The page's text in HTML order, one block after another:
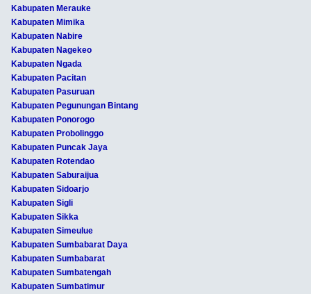
Kabupaten Merauke
Kabupaten Mimika
Kabupaten Nabire
Kabupaten Nagekeo
Kabupaten Ngada
Kabupaten Pacitan
Kabupaten Pasuruan
Kabupaten Pegunungan Bintang
Kabupaten Ponorogo
Kabupaten Probolinggo
Kabupaten Puncak Jaya
Kabupaten Rotendao
Kabupaten Saburaijua
Kabupaten Sidoarjo
Kabupaten Sigli
Kabupaten Sikka
Kabupaten Simeulue
Kabupaten Sumbabarat Daya
Kabupaten Sumbabarat
Kabupaten Sumbatengah
Kabupaten Sumbatimur